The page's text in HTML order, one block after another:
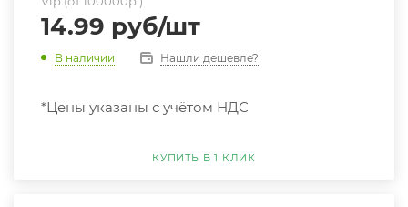
14.99 руб/шт
В наличии Нашли дешевле?
*Цены указаны с учётом НДС
КУПИТЬ В 1 КЛИК